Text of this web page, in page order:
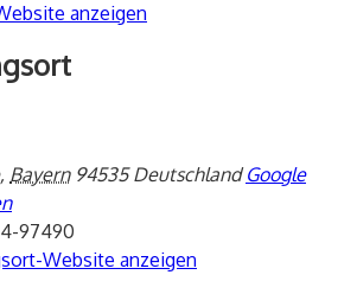
anzeigen
, Bayern 94535 Deutschland Google
97490
Website anzeigen